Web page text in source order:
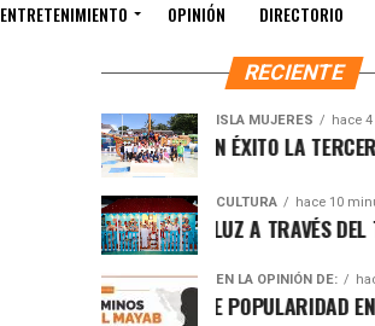
ENTRETENIMIENTO OPINIÓN DIRECTORIO
RECIENTE
ISLA MUJERES hace
CONCLUYE CON ÉXITO LA TERCERA
CULTURA hace 10
EXPOSICIÓN “LUZ A TRAVÉS DEL
EN LA OPINIÓN DE:
IDEOLOGÍA SOBRE POPULARIDAD EN